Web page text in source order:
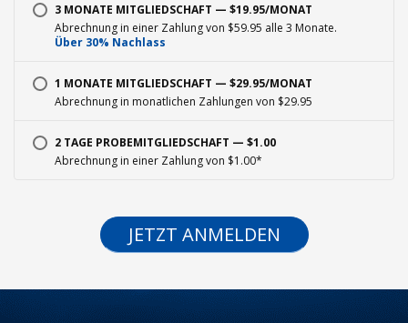
3 MONATE MITGLIEDSCHAFT — $19.95/MONAT
Abrechnung in einer Zahlung von $59.95 alle 3 Monate.
Über 30% Nachlass
1 MONATE MITGLIEDSCHAFT — $29.95/MONAT
Abrechnung in monatlichen Zahlungen von $29.95
2 TAGE PROBEMITGLIEDSCHAFT — $1.00
Abrechnung in einer Zahlung von $1.00*
JETZT ANMELDEN